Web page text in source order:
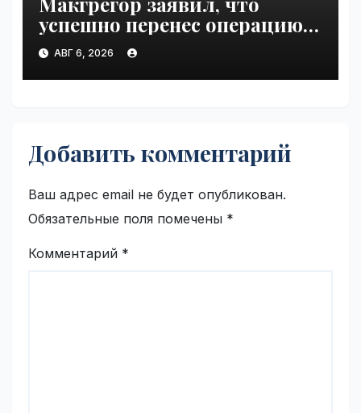
успешно перенес операцию
на ноге | VseTime.ru
АВГ 6, 2026
Добавить комментарий
Ваш адрес email не будет опубликован.
Обязательные поля помечены *
Комментарий *